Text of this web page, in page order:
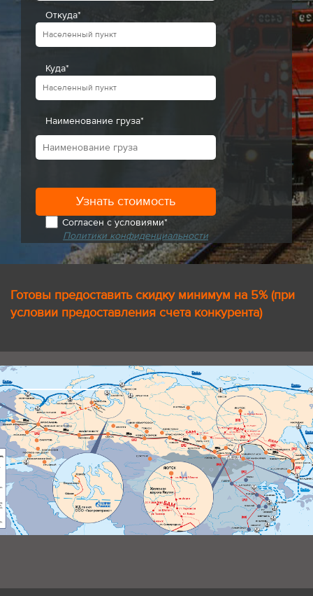
Откуда*
Куда*
Наименование груза*
Согласен с условиями*
Политики конфиденциальности
Готовы предоставить скидку минимум на 5% (при
условии предоставления счета конкурента)